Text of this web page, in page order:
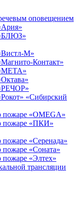
оповещением
М»
Контакт»
«Сибирский
пожаре «OMEGA»
пожаре «ПКИ»
«Серенада»
«Соната»
«Элтех»
трансляции